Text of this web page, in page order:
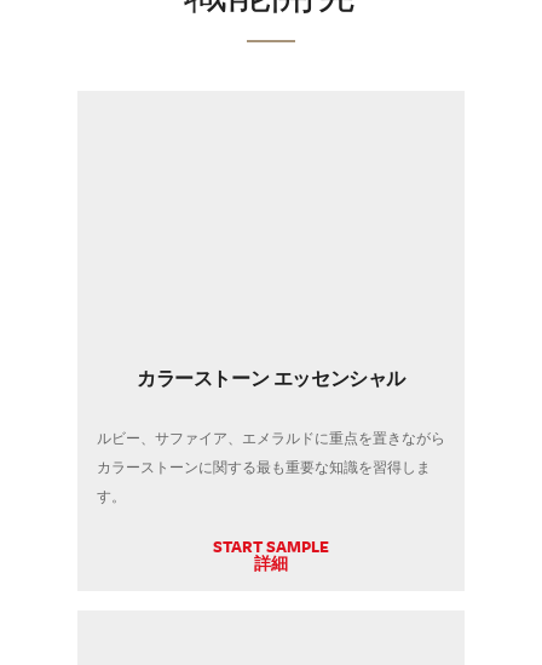
カラーストーン エッセンシャル
ルビー、サファイア、エメラルドに重点を置きながら
カラーストーンに関する最も重要な知識を習得しま
す。
START SAMPLE
詳細